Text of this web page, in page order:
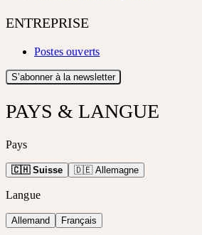
ENTREPRISE
Postes ouverts
S’abonner à la newsletter
PAYS & LANGUE
Pays
🇨🇭 Suisse 🇩🇪 Allemagne
Langue
Allemand Français